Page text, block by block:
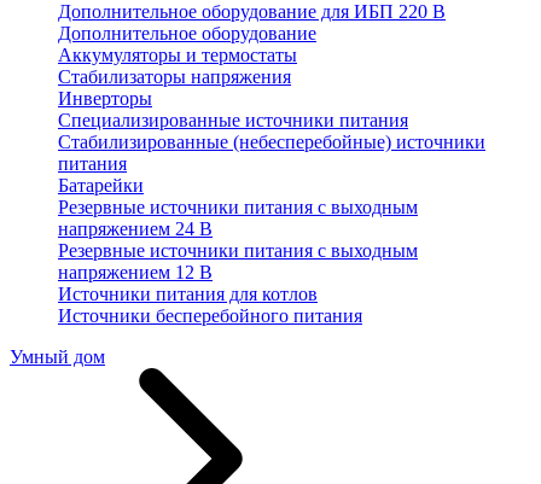
Дополнительное оборудование для ИБП 220 В
Дополнительное оборудование
Аккумуляторы и термостаты
Стабилизаторы напряжения
Инверторы
Специализированные источники питания
Стабилизированные (небесперебойные) источники
питания
Батарейки
Резервные источники питания с выходным
напряжением 24 В
Резервные источники питания с выходным
напряжением 12 В
Источники питания для котлов
Источники бесперебойного питания
Умный дом